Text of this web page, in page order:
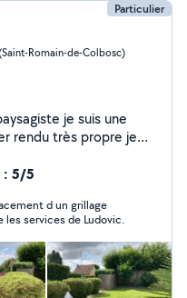
Particulier
Romain-de-Colbosc)
je suis une
rendu très propre je
cdt
: 5/5
d un grillage
services de Ludovic.